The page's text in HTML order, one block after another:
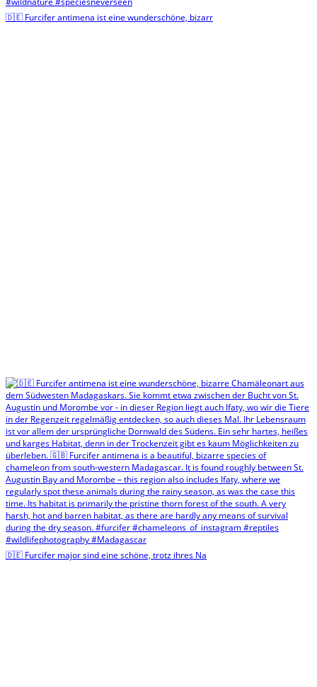
🇩🇪 Furcifer antimena ist eine wunderschöne, bizarr
🇩🇪 Furcifer major sind eine schöne, trotz ihres Na